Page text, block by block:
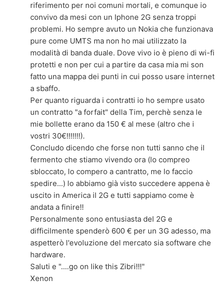
riferimento per noi comuni mortali, e comunque io
convivo da mesi con un Iphone 2G senza troppi
problemi. Ho sempre avuto un Nokia che funzionava
pure come UMTS ma non ho mai utilizzato la
modalità di banda duale. Dove vivo io è pieno di wi-fi
protetti e non per cui a partire da casa mia mi son
fatto una mappa dei punti in cui posso usare internet
a sbaffo.
Per quanto riguarda i contratti io ho sempre usato
un contratto "a forfait" della Tim, perchè senza le
mie bollette erano da 150 € al mese (altro che i
vostri 30€!!!!!!!).
Concludo dicendo che forse non tutti sanno che il
fermento che stiamo vivendo ora (lo compreo
sbloccato, lo compero a cantratto, me lo faccio
spedire...) lo abbiamo già visto succedere appena è
uscito in America il 2G e tutti sappiamo come è
andata a finire!!
Personalmente sono entusiasta del 2G e
difficilmente spenderò 600 € per un 3G adesso, ma
aspetterò l'evoluzione del mercato sia software che
hardware.
Saluti e "....go on like this Zibri!!!"
Xenon